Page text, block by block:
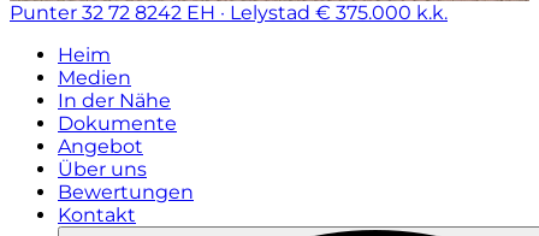
Punter 32 72 8242 EH · Lelystad € 375.000 k.k.
Heim
Medien
In der Nähe
Dokumente
Angebot
Über uns
Bewertungen
Kontakt